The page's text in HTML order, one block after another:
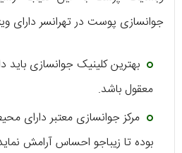
جوانسازی پوست در تهرانسر دارای
بهترین کلینیک جوانسازی باید
معقول باشد.
مرکز جوانسازی معتبر دارای
بوده تا زیباجو احساس آرامش